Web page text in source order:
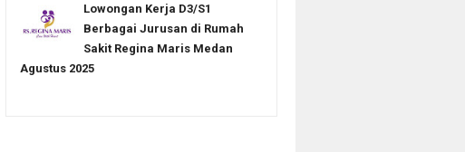
Lowongan Kerja D3/S1
Berbagai Jurusan di Rumah
Sakit Regina Maris Medan
Agustus 2025